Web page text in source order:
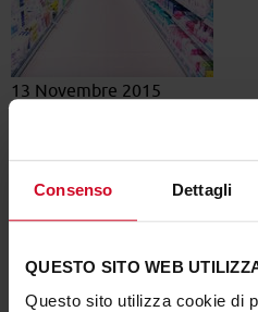
Consenso Dettagli
QUESTO SITO WEB
Questo sito utilizza cookie di
13 Novembre 2015
La gamma prodotti di Cefla
punto vendita Sigma di Imola.
Sigma